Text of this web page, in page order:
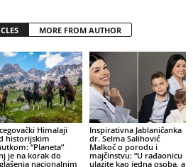
MORE FROM AUTHOR
Himalaji
historijskim
“Planeta”
je na korak do
nacionalnim
Inspirativna Jablaničanka
dr. Selma Salihović
Malkoč o porodu i
majčinstvu: “U rađaonicu
ulazite kao jedna osoba, a